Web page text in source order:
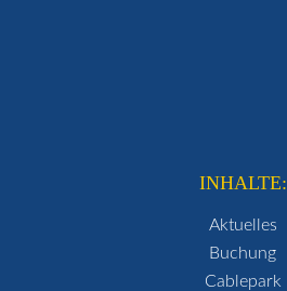
INHALTE:
Aktuelles
Buchung
Cablepark